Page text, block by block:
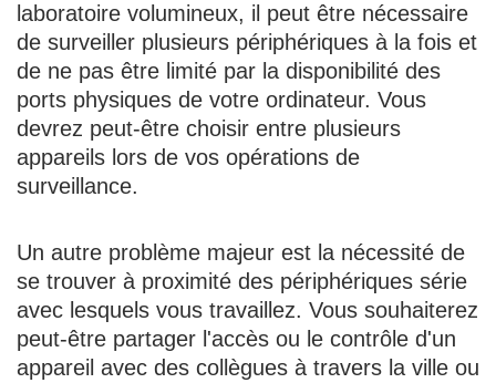
laboratoire volumineux, il peut être nécessaire
de surveiller plusieurs périphériques à la fois et
de ne pas être limité par la disponibilité des
ports physiques de votre ordinateur. Vous
devrez peut-être choisir entre plusieurs
appareils lors de vos opérations de
surveillance.
Un autre problème majeur est la nécessité de
se trouver à proximité des périphériques série
avec lesquels vous travaillez. Vous souhaiterez
peut-être partager l'accès ou le contrôle d'un
appareil avec des collègues à travers la ville ou